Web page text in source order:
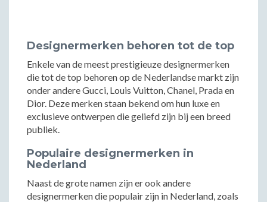
Designermerken behoren tot de top
Enkele van de meest prestigieuze designermerken
die tot de top behoren op de Nederlandse markt zijn
onder andere Gucci, Louis Vuitton, Chanel, Prada en
Dior. Deze merken staan bekend om hun luxe en
exclusieve ontwerpen die geliefd zijn bij een breed
publiek.
Populaire designermerken in
Nederland
Naast de grote namen zijn er ook andere
designermerken die populair zijn in Nederland, zoals